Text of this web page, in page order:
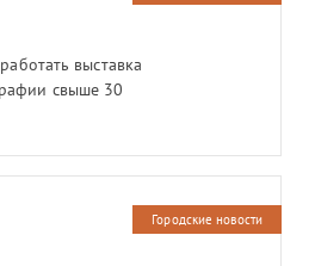
выставка
свыше 30
Городские новости